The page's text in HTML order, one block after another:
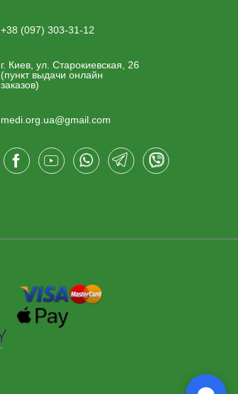
+38 (097) 303-31-12
г. Киев, ул. Старокиевская, 26
(пункт выдачи онлайн
заказов)
medi.org.ua@gmail.com